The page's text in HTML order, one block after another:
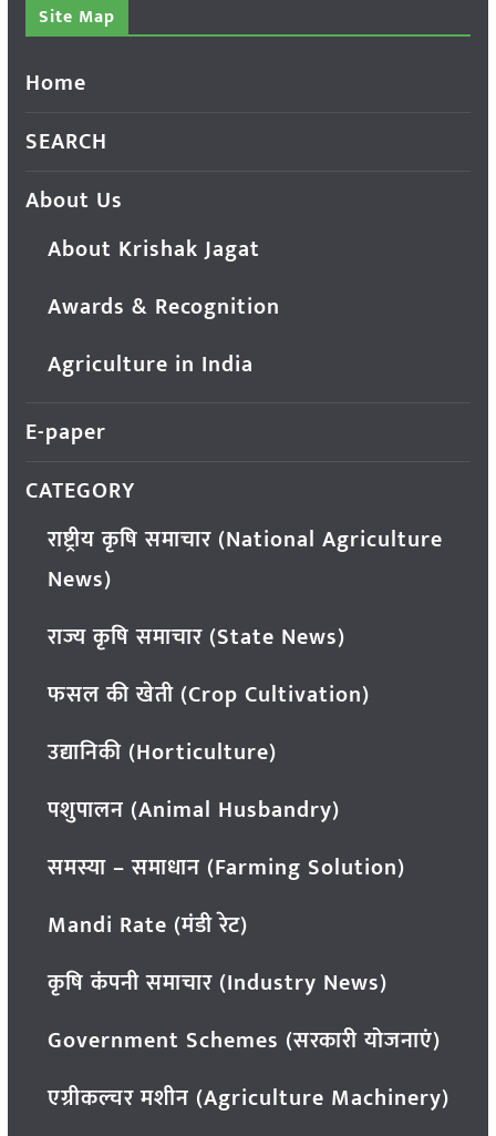
Site Map
Home
SEARCH
About Us
About Krishak Jagat
Awards & Recognition
Agriculture in India
E-paper
CATEGORY
राष्ट्रीय कृषि समाचार (National Agriculture
News)
राज्य कृषि समाचार (State News)
फसल की खेती (Crop Cultivation)
उद्यानिकी (Horticulture)
पशुपालन (Animal Husbandry)
समस्या – समाधान (Farming Solution)
Mandi Rate (मंडी रेट)
कृषि कंपनी समाचार (Industry News)
Government Schemes (सरकारी योजनाएं)
एग्रीकल्चर मशीन (Agriculture Machinery)